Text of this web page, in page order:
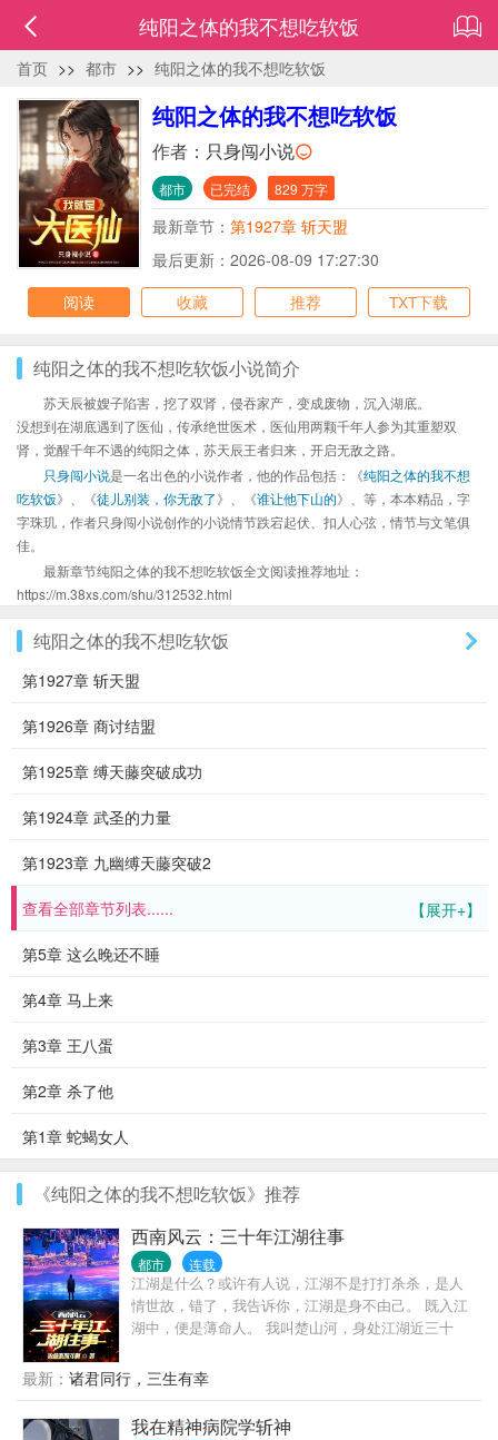
纯阳之体的我不想吃软饭
首页 >> 都市 >> 纯阳之体的我不想吃软饭
纯阳之体的我不想吃软饭
作者： 只身闯小说
都市 已完结 829 万字
最新章节： 第1927章 斩天盟
最后更新：2026-08-09 17:27:30
阅读
收藏 推荐 TXT下载
纯阳之体的我不想吃软饭小说简介
苏天辰被嫂子陷害，挖了双肾，侵吞家产，变成废物，沉入湖底。
没想到在湖底遇到了医仙，传承绝世医术，医仙用两颗千年人参为其重塑双
肾，觉醒千年不遇的纯阳之体，苏天辰王者归来，开启无敌之路。
只身闯小说是一名出色的小说作者，他的作品包括：《纯阳之体的我不想
吃软饭》、《徒儿别装，你无敌了》、《谁让他下山的》、等，本本精品，字
字珠玑，作者只身闯小说创作的小说情节跌宕起伏、扣人心弦，情节与文笔俱
佳。
最新章节纯阳之体的我不想吃软饭全文阅读推荐地址：
https://m.38xs.com/shu/312532.html
纯阳之体的我不想吃软饭
第1927章 斩天盟
第1926章 商讨结盟
第1925章 缚天藤突破成功
第1924章 武圣的力量
第1923章 九幽缚天藤突破2
【展开+】
查看全部章节列表......
第5章 这么晚还不睡
第4章 马上来
第3章 王八蛋
第2章 杀了他
第1章 蛇蝎女人
《纯阳之体的我不想吃软饭》推荐
西南风云：三十年江湖往事
都市 连载
江湖是什么？或许有人说，江湖不是打打杀杀，是人
情世故，错了，我告诉你，江湖是身不由己。 既入江
湖中，便是薄命人。 我叫楚山河，身处江湖近三十
徒，也曾在声势巅峰之时，整个西南无人争锋。 也曾
锒铛入狱，三进三出，还完自己所有罪孽。 这是我的
故事，也是一个老江湖混子的回忆录，自白书。
最新： 诸君同行，三生有幸
我在精神病院学斩神